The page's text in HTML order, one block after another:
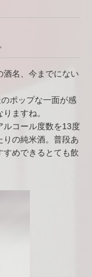
酒名、今までにない
ポップな一面が感
ますね。
ルコール度数を13度
りの純米酒。普段あ
すめできるとても飲